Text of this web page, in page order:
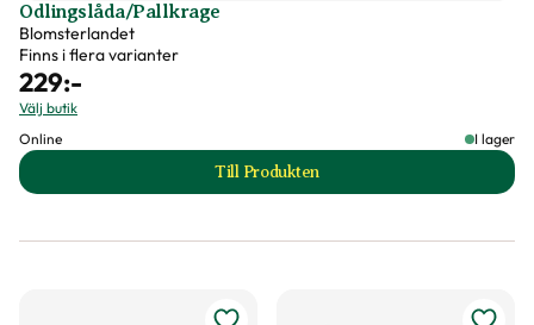
Odlingslåda/Pallkrage
Blomsterlandet
Finns i flera varianter
229:-
Välj butik
Online
I lager
Till Produkten
till Odlingslåda/Pallkrage